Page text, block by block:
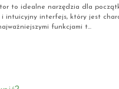
to idealne narzędzia dla
i intuicyjny interfejs, który jest
funkcjami t...